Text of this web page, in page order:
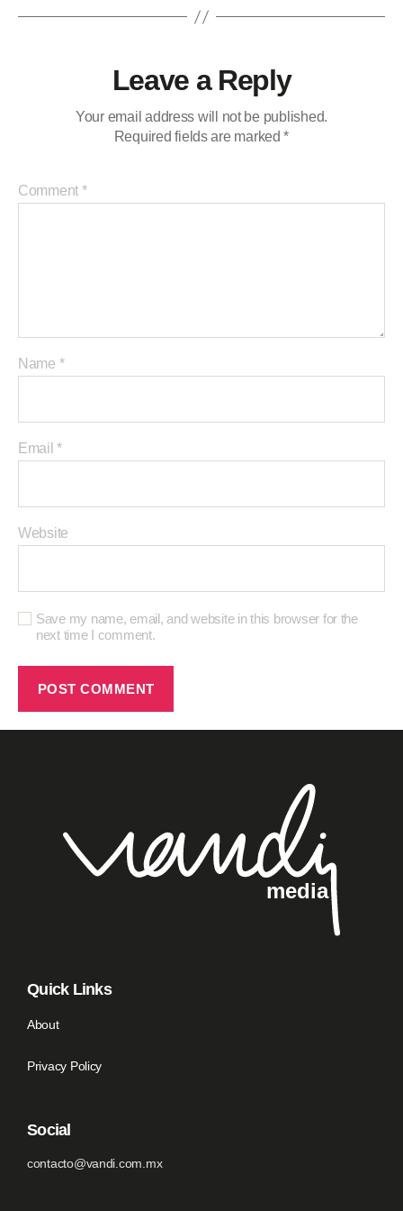
Leave a Reply
Your email address will not be published.
Required fields are marked*
Comment *
Name *
Email*
Website
Save my name, email, and website in this browser for the
next time I comment.
Quick Links
About
Privacy Policy
Social
contacto@vandi.com.mx